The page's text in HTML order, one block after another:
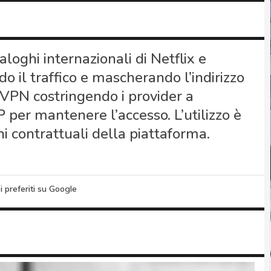
internazionali di Netflix e
il traffico e mascherando l’indirizzo
costringendo i provider a
mantenere l’accesso. L’utilizzo è
contrattuali della piattaforma.
preferiti su Google